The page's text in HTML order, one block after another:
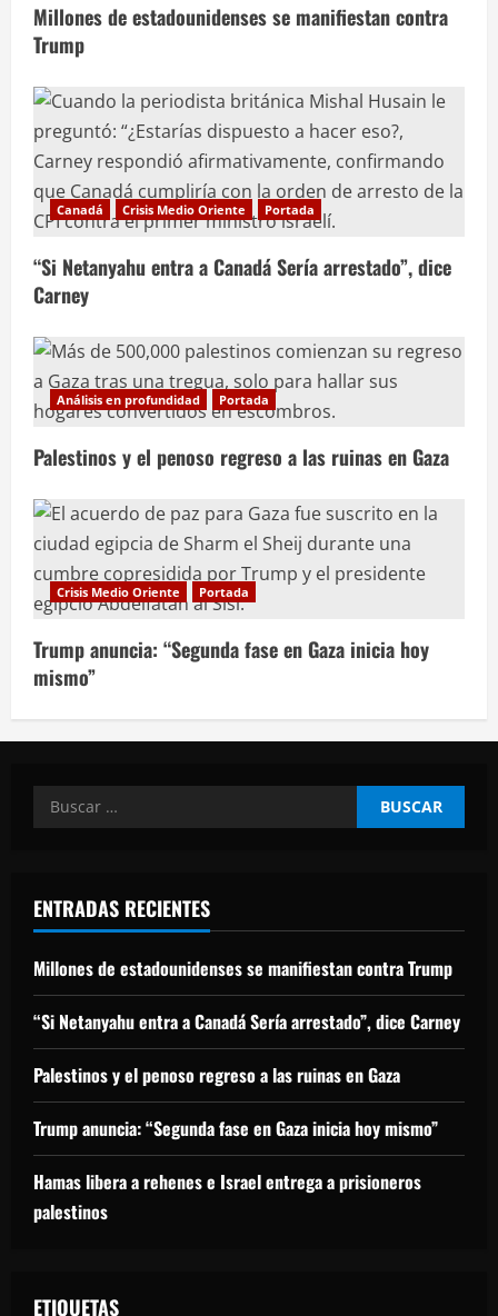
Millones de estadounidenses se manifiestan contra
Trump
Canadá Crisis Medio Oriente Portada
“Si Netanyahu entra a Canadá Sería arrestado”, dice
Carney
Análisis en profundidad Portada
Palestinos y el penoso regreso a las ruinas en Gaza
Crisis Medio Oriente Portada
Trump anuncia: “Segunda fase en Gaza inicia hoy
mismo”
Buscar:
ENTRADAS RECIENTES
Millones de estadounidenses se manifiestan contra Trump
“Si Netanyahu entra a Canadá Sería arrestado”, dice Carney
Palestinos y el penoso regreso a las ruinas en Gaza
Trump anuncia: “Segunda fase en Gaza inicia hoy mismo”
Hamas libera a rehenes e Israel entrega a prisioneros
palestinos
ETIQUETAS